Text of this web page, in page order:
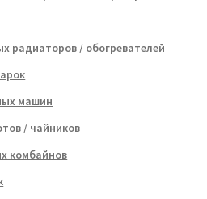
радиаторов / обогревателей
машин
/ чайников
комбайнов